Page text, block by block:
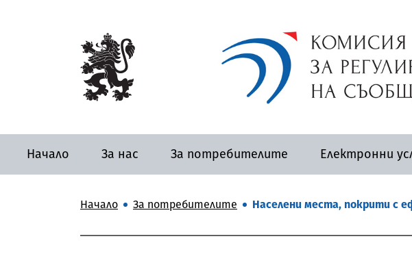
Начало За нас За потребителите Електронни
Начало За потребителите Населени места, покрити с